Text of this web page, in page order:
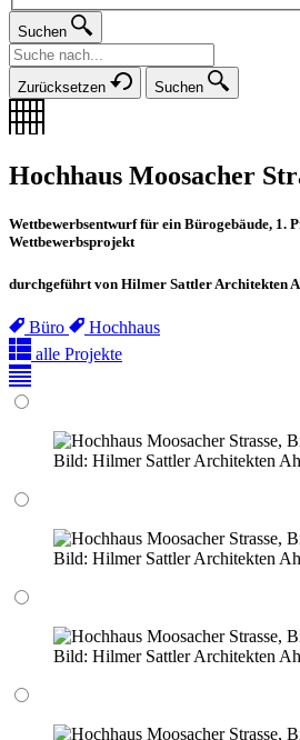
Suchen
Zurücksetzen Suchen
Hochhaus Moosacher
Wettbewerbsentwurf für ein Bürogebäude, 1.
Wettbewerbsprojekt
durchgeführt von Hilmer Sattler Architekten
Büro
Hochhaus
alle Projekte
Bild: Hilmer Sattler Architekten
Bild: Hilmer Sattler Architekten
Bild: Hilmer Sattler Architekten